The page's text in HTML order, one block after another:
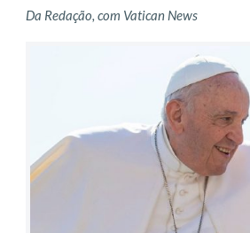
Da Redação, com Vatican News